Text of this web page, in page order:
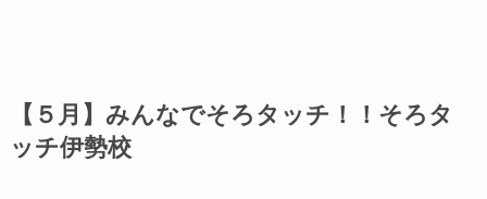
【５月】みんなでそろタッチ ！
！そろタ
ッチ伊勢校